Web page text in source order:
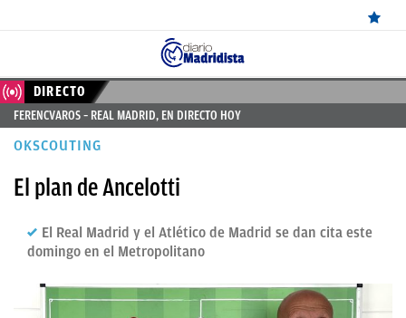
ÚLTIMAS
NOTICIAS
MADRID
BALONCESTO
CANTERA
DIRECTO
FERENCVAROS – REAL MADRID, EN DIRECTO HOY
OKSCOUTING
El plan de Ancelotti
El Real Madrid y el Atlético de Madrid se dan cita este
domingo en el Metropolitano